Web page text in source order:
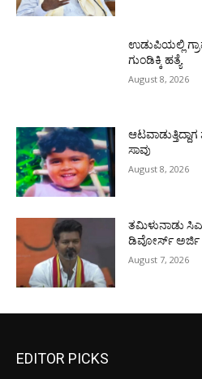
ಉಡುಪಿಯಲ್ಲಿ
ಗುಂಡಿಕ್ಕಿ ಹತ್ಯೆ
August 8, 2026
ಸಾವು
August 8, 2026
ತಮಿಳುನಾಡು
ಡಿವೋರ್ಸ್‌ ಅರ್ಜಿ
August 7, 2026
EDITOR PICKS